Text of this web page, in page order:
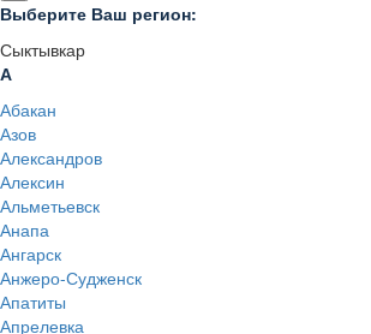
Выберите Ваш регион:
Сыктывкар
А
Абакан
Азов
Александров
Алексин
Альметьевск
Анапа
Ангарск
Анжеро-Судженск
Апатиты
Апрелевка